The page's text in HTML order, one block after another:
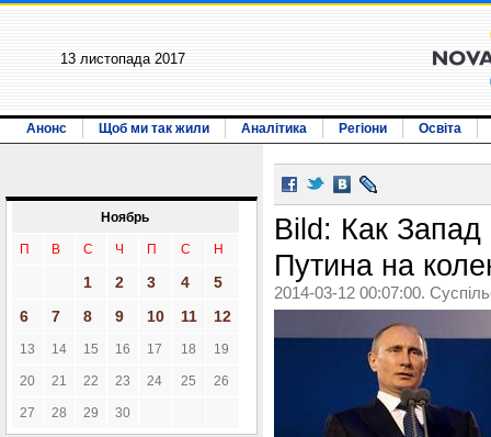
13 листопада 2017
Анонс Щоб ми так жили Аналітика Регіони Освіта
Ноябрь
П В С Ч П С Н
1 2 3 4
5
6
7 8 9 10 11 12
13 14 15 16 17 18 19
20 21 22 23 24 25 26
27 28 29 30
Bild: Как Запад
Путина на
2014-03-12 00:07:00.